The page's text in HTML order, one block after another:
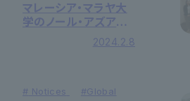
マレーシア・マラヤ大
学のノール・アズアン・
アブ・オスマン学長一
行が来学しました
2024.2.8
# Notices #Global